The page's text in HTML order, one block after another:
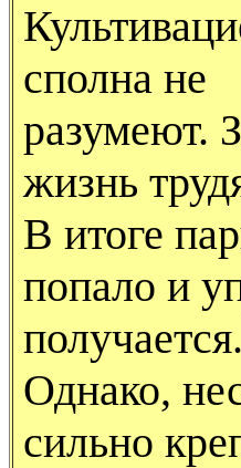
сполна не
разумеют.
жизнь
В итоге
попало и
получается.
Однако,
сильно